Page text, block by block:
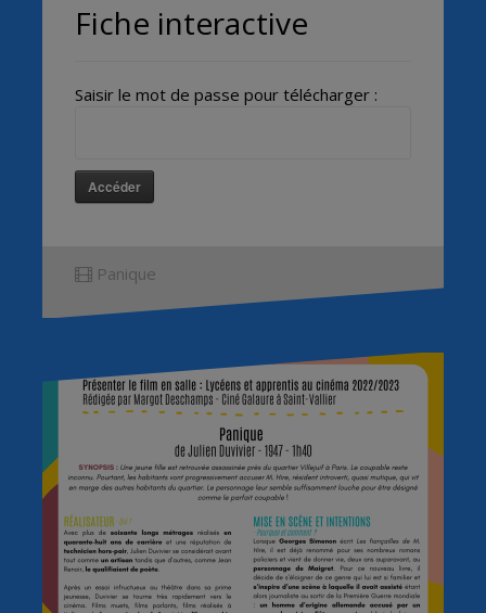
Fiche interactive
Saisir le mot de passe pour télécharger :
Accéder
Panique